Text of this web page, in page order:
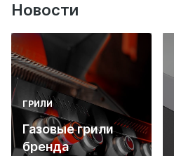
Новости
ГРИЛИ
Газовые грили
бренда